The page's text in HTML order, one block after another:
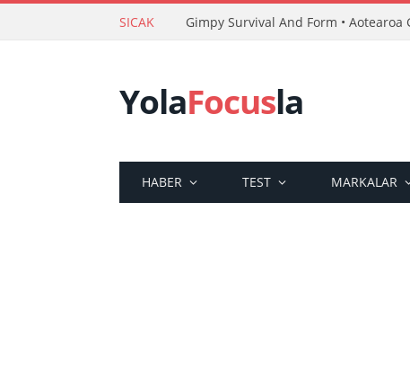
SICAK
YolaFocusla
HABER TEST MARKALAR